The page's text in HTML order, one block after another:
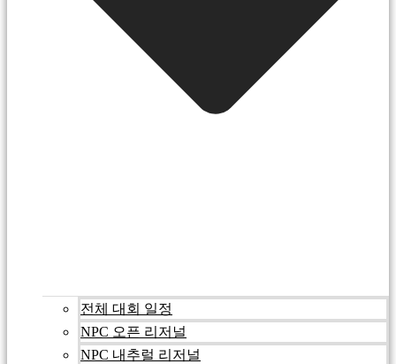
전체 대회 일정
NPC 오픈 리저널
NPC 내추럴 리저널